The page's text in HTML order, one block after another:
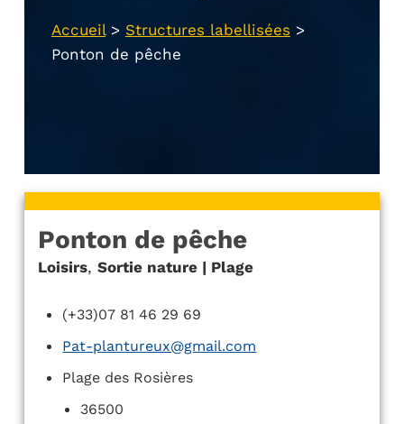
Accueil> Structures labellisées >
Ponton de pêche
Ponton de pêche
Loisirs, Sortie nature | Plage
(+33)07 81 46 29 69
Pat-plantureux@gmail.com
Plage des Rosières
36500